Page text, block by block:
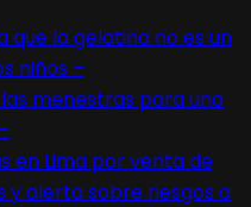
la gelatina no es un
niños –
menestras para una
en Lima por venta de
y alerta sobre riesgos a